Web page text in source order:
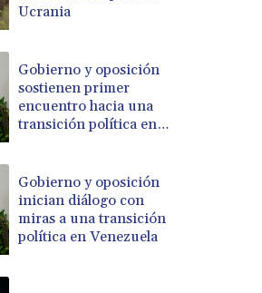
Ucrania
Gobierno y oposición
sostienen primer
encuentro hacia una
transición política en
Gobierno y oposición
inician diálogo con
miras a una transición
política en Venezuela